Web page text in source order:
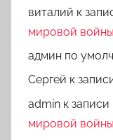
виталий к
мировой
админ по
Сергей к
admin к записи
мировой